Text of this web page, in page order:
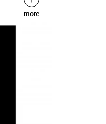
more